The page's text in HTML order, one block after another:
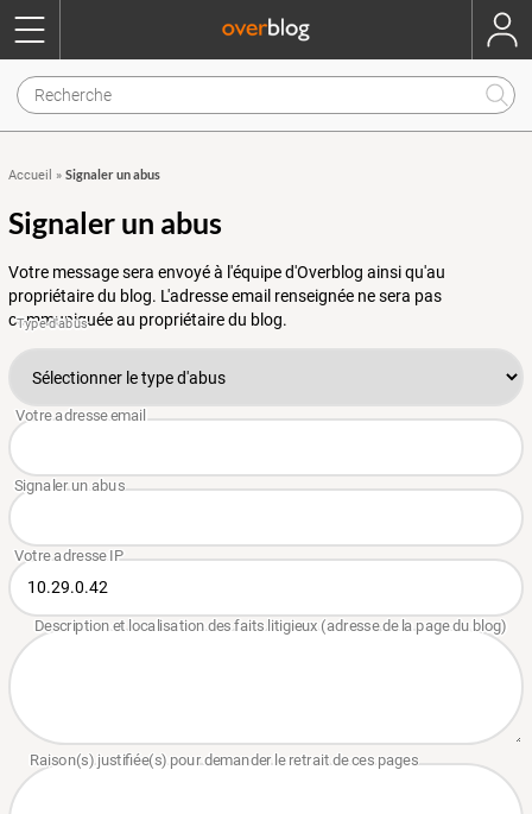
Accueil » Signaler un abus
Signaler un abus
Votre message sera envoyé à l'équipe d'Overblog ainsi qu'au
propriétaire du blog. L'adresse email renseignée ne sera pas
communiquée au propriétaire du blog.